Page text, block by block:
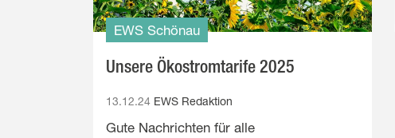
EWS Schönau
Unsere Ökostromtarife 2025
13.12.24 EWS Redaktion
Gute Nachrichten für alle